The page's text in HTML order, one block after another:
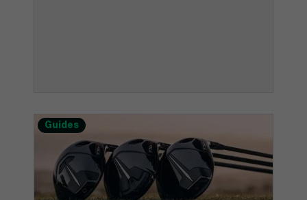
Guides